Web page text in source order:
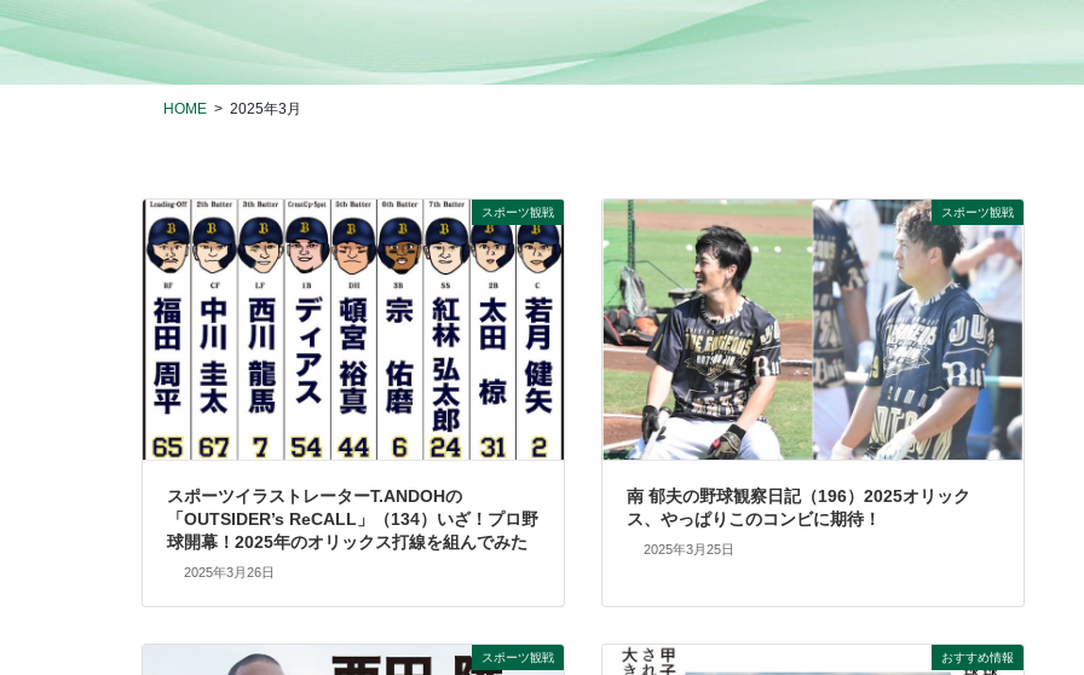
HOME 2025年3月
スポーツ観戦
スポーツイラストレーターT.ANDOHの
「OUTSIDER’s ReCALL」（134）いざ！プロ野
球開幕！2025年のオリックス打線を組んでみた
2025年3月26日
スポーツ観戦
南 郁夫の野球観察日記（196）2025オリック
ス、やっぱりこのコンビに期待！
2025年3月25日
スポーツ観戦 おすすめ情報